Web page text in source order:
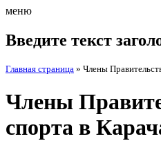
меню
Введите текст
Главная страница » Члены
Члены
спорта в